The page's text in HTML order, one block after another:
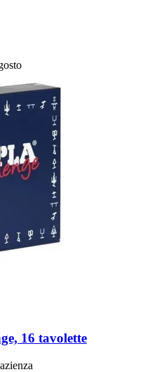
16 tavolette